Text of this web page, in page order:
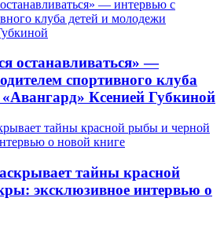
останавливаться» —
спортивного клуба
Ксенией Губкиной
тайны красной
эксклюзивное интервью о